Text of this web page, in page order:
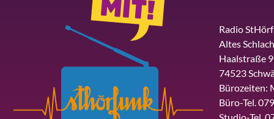
Radio
Altes
Haalstraße
74523
Bürozeiten:
Büro-Tel.